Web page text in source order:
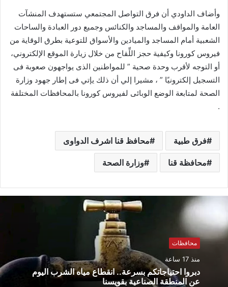
وأضاف الداودي أن فرق التواصل المجتمعي ستستهدف المنشآت
العامة والمواقف والمساجد والكنائس وجميع دور العبادة والساحات
الشعبية أمام المساجد والميادين والأسواق للتوعية بطرق الوقاية من
فيروس كورونا وكيفية حجز اللِّقاح من خلال زيارة الموقع الإلكتروني،
أو التوجه لأقرب وحدة صحية ” للمواطنين الذى يواجهون صعوبة فى
التسجيل إلكترونيًا ” ، مشيرا إلي أن ذلك يإتي فى إطار جهود وزارة
الصحة لمتابعة الوضع الوبائى لفيروس كورونا بالمحافظات المختلفة
.
فرق طبية محافظ قنا اشرف الدواوى
محافظة قنا وزارة الصحة
محافظات
منذ 17 ساعة
دبروا احتياجاتكم بسرعة.. انقطاع مياه الشرب اليوم
عن المنطقة الصناعية بقويسنا